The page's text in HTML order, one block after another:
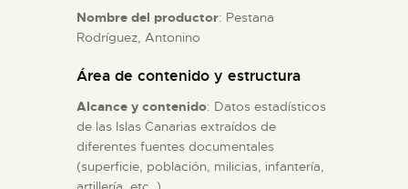
Nombre del productor: Pestana
Rodríguez, Antonino
Área de contenido y estructura
Alcance y contenido: Datos estadísticos
de las Islas Canarias extraídos de
diferentes fuentes documentales
(superficie, población, milicias, infantería,